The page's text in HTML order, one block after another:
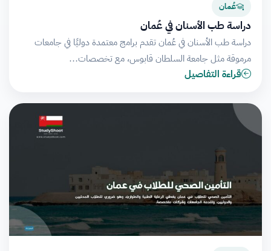
عُمان
دراسة طب الأسنان في عُمان
دراسة طب الأسنان في عُمان تقدم برامج معتمدة دوليًا في جامعات
مرموقة مثل جامعة السلطان قابوس، مع تخصصات…
قراءة التفاصيل